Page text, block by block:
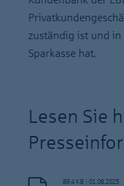
zuständig ist und
Sparkasse hat.
Lesen Sie
89.4 KB | 01.08.2025